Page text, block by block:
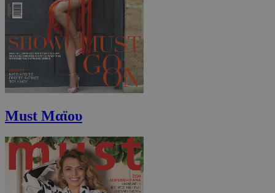
Must Μαϊου